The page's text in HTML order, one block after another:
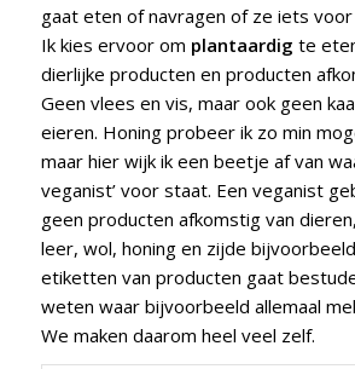
gaat eten of navragen of ze iets voor
Ik kies ervoor om plantaardig te
dierlijke producten en producten
Geen vlees en vis, maar ook geen
eieren. Honing probeer ik zo min
maar hier wijk ik een beetje af van
veganist’ voor staat. Een veganist
geen producten afkomstig van
leer, wol, honing en zijde
etiketten van producten gaat
weten waar bijvoorbeeld allemaal
We maken daarom heel veel zelf.